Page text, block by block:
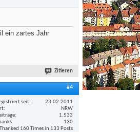
ein zartes Jahr
Zitieren
#4
seit
23.02.2011
NRW
1.533
130
Thanked 160 Times in 133 Posts